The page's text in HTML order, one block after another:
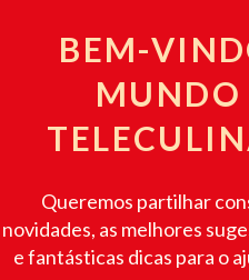
BEM-
MUNDO
Queremos partilhar
novidades, as melhores
e fantásticas dicas para o